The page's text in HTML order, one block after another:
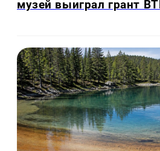
музей выиграл грант